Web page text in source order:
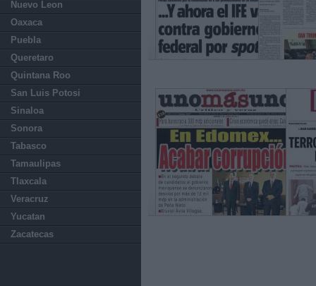
Nuevo Leon
Oaxaca
Puebla
Queretaro
Quintana Roo
San Luis Potosi
Sinaloa
Sonora
Tabasco
Tamaulipas
Tlaxcala
Veracruz
Yucatan
Zacatecas